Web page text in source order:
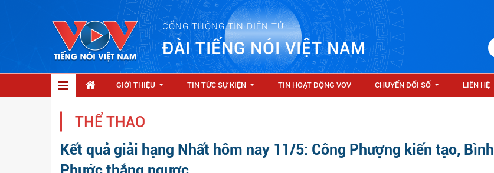
CỔNG THÔNG TIN ĐIỆN TỬ
ĐÀI TIẾNG NÓI VIỆT NAM
GIỚI THIỆU TIN TỨC SỰ KIỆN TIN HOẠT ĐỘNG VOV CHUYỂN ĐỔI SỐ LIÊN HỆ
THỂ THAO
Kết quả giải hạng Nhất hôm nay 11/5: Công Phượng kiến tạo, Bình